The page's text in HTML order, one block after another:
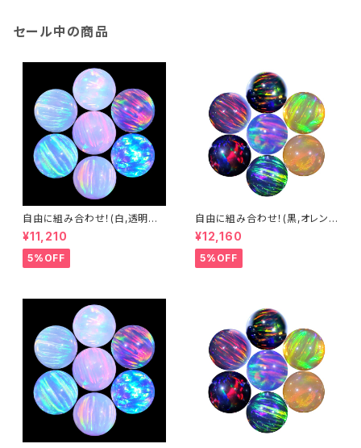
セール中の商品
自由に組み合わせ！(白,透明系)
3mm球体10個セット - 耐熱ガ
ラス / ボロシリケイトガラス（C
OE33）専用 ＊ご注文時の備考
欄に組み合わせ内容（色と個
¥11,210
5%OFF
自由に組み合わせ！(黒,オレン
ジ系, #14) 3mm球体10個セッ
ト - 耐熱ガラス / ボロシリケイ
トガラス（COE33）専用 ＊ご注
文時の備考欄に組み合わせ内
¥12,160
5%OFF